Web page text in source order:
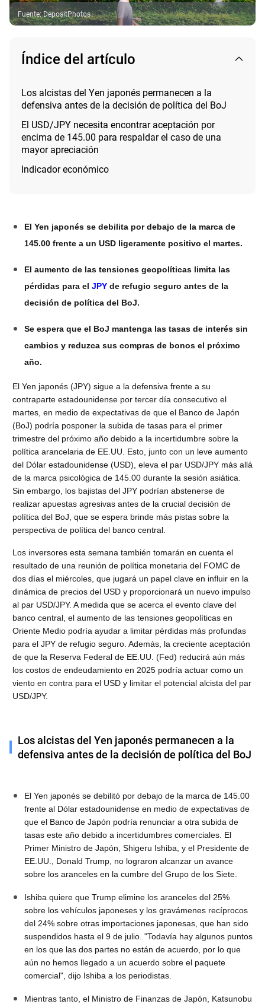
Fuente:DepositPhotos
Índice del artículo
Los alcistas del Yen japonés permanecen a la
defensiva antes de la decisión de política del BoJ
El USD/JPY necesita encontrar aceptación por
encima de 145.00 para respaldar el caso de una
mayor apreciación
Indicador económico
El Yen japonés se debilita por debajo de la marca de
145.00 frente a un USD ligeramente positivo el martes.
El aumento de las tensiones geopolíticas limita las
pérdidas para el JPY de refugio seguro antes de la
decisión de política del BoJ.
Se espera que el BoJ mantenga las tasas de interés sin
cambios y reduzca sus compras de bonos el próximo
año.
El Yen japonés (JPY) sigue a la defensiva frente a su
contraparte estadounidense por tercer día consecutivo el
martes, en medio de expectativas de que el Banco de Japón
(BoJ) podría posponer la subida de tasas para el primer
trimestre del próximo año debido a la incertidumbre sobre la
política arancelaria de EE.UU. Esto, junto con un leve aumento
del Dólar estadounidense (USD), eleva el par USD/JPY más allá
de la marca psicológica de 145.00 durante la sesión asiática.
Sin embargo, los bajistas del JPY podrían abstenerse de
realizar apuestas agresivas antes de la crucial decisión de
política del BoJ, que se espera brinde más pistas sobre la
perspectiva de política del banco central.
Los inversores esta semana también tomarán en cuenta el
resultado de una reunión de política monetaria del FOMC de
dos días el miércoles, que jugará un papel clave en influir en la
dinámica de precios del USD y proporcionará un nuevo impulso
al par USD/JPY. A medida que se acerca el evento clave del
banco central, el aumento de las tensiones geopolíticas en
Oriente Medio podría ayudar a limitar pérdidas más profundas
para el JPY de refugio seguro. Además, la creciente aceptación
de que la Reserva Federal de EE.UU. (Fed) reducirá aún más
los costos de endeudamiento en 2025 podría actuar como un
viento en contra para el USD y limitar el potencial alcista del par
USD/JPY.
Los alcistas del Yen japonés permanecen a la
defensiva antes de la decisión de política del BoJ
El Yen japonés se debilitó por debajo de la marca de 145.00
frente al Dólar estadounidense en medio de expectativas de
que el Banco de Japón podría renunciar a otra subida de
tasas este año debido a incertidumbres comerciales. El
Primer Ministro de Japón, Shigeru Ishiba, y el Presidente de
EE.UU., Donald Trump, no lograron alcanzar un avance
sobre los aranceles en la cumbre del Grupo de los Siete.
Ishiba quiere que Trump elimine los aranceles del 25%
sobre los vehículos japoneses y los gravámenes recíprocos
del 24% sobre otras importaciones japonesas, que han sido
suspendidos hasta el 9 de julio. "Todavía hay algunos puntos
en los que las dos partes no están de acuerdo, por lo que
aún no hemos llegado a un acuerdo sobre el paquete
comercial", dijo Ishiba a los periodistas.
Mientras tanto, el Ministro de Finanzas de Japón, Katsunobu